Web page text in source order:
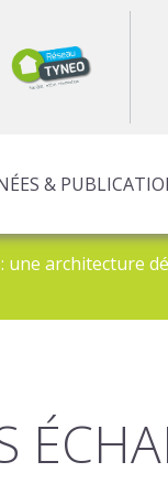
&
architecture